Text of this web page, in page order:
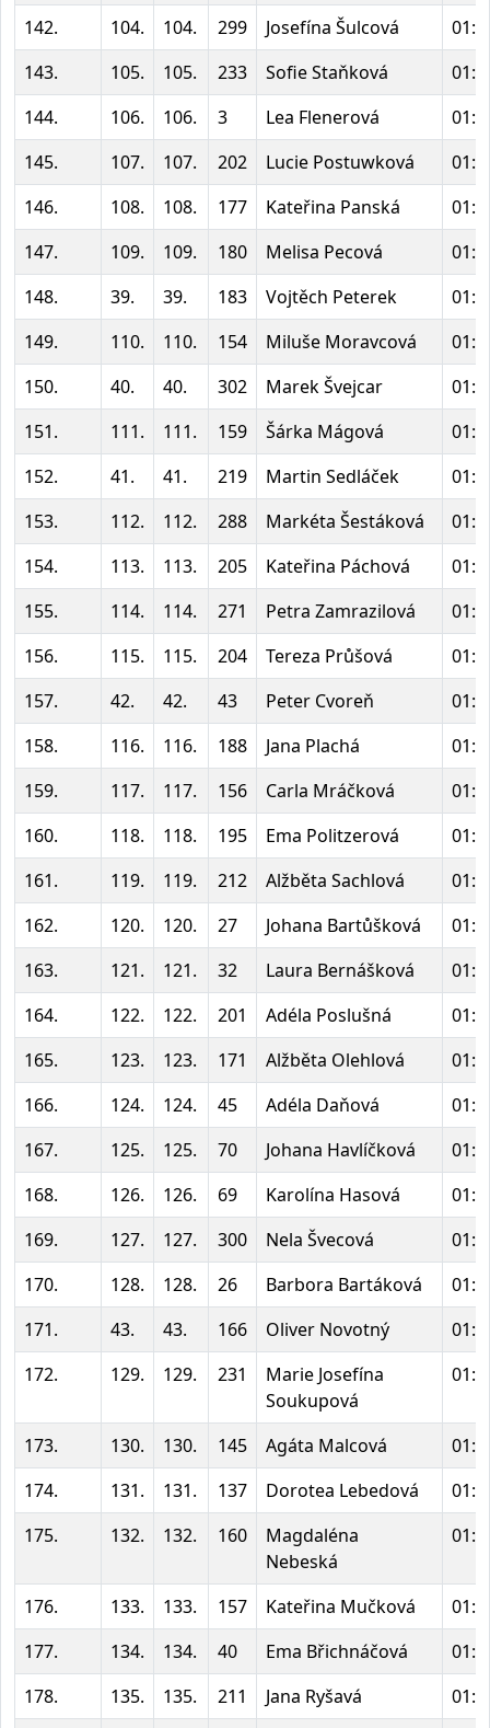
142. 104. 104. 299 Josefína Šulcová
143.
105. 105. 233 Sofie Staňková
144.
106. 106. 3 Lea Flenerová
145.
107. 107. 202 Lucie Postuwková
146.
108. 108. 177 Kateřina Panská
147.
109. 109. 180 Melisa Pecová
148.
39. 39. 183 Vojtěch Peterek
149.
110. 110. 154 Miluše Moravcová
150.
40. 40. 302 Marek Švejcar
151.
111. 111. 159 Šárka Mágová
152.
41. 41. 219 Martin Sedláček
153.
112. 112. 288 Markéta Šestáková
154.
113. 113. 205 Kateřina Páchová
155.
114. 114. 271 Petra Zamrazilová
156.
115. 115. 204 Tereza Průšová
157.
42. 42. 43 Peter Cvoreň
158.
116. 116. 188 Jana Plachá
159.
117. 117. 156 Carla Mráčková
160.
118. 118. 195 Ema Politzerová
161.
119. 119. 212 Alžběta Sachlová
162.
120. 120. 27 Johana Bartůšková
163.
121. 121. 32 Laura Bernášková
164.
122. 122. 201 Adéla Poslušná
165.
123. 123. 171 Alžběta Olehlová
166.
124. 124. 45 Adéla Daňová
167.
125. 125. 70 Johana Havlíčková
168.
126. 126. 69 Karolína Hasová
169.
127. 127. 300 Nela Švecová
170.
128. 128. 26 Barbora Bartáková
171.
43. 43. 166 Oliver Novotný
172.
129. 129. 231
Marie Josefína
Soukupová
173. 130. 130. 145 Agáta Malcová
174.
131. 131. 137 Dorotea Lebedová
175.
132. 132. 160
Magdaléna
Nebeská
176. 133. 133. 157 Kateřina Mučková
177.
134. 134. 40 Ema Břichnáčová
178.
135. 135. 211 Jana Ryšavá